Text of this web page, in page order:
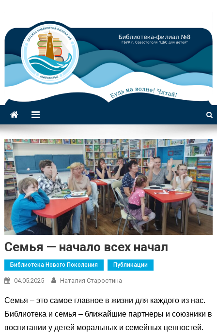
детей
Семья — начало всех начал
Библиотека Нового Поколения Публикации
04.05.2025 Наталия Старостина
Семья – это самое главное в жизни для каждого из нас.
Библиотека и семья – ближайшие партнеры и союзники в
воспитании у детей моральных и семейных ценностей.